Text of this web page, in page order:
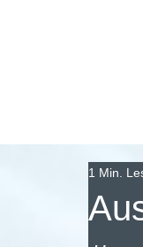
1 Min.